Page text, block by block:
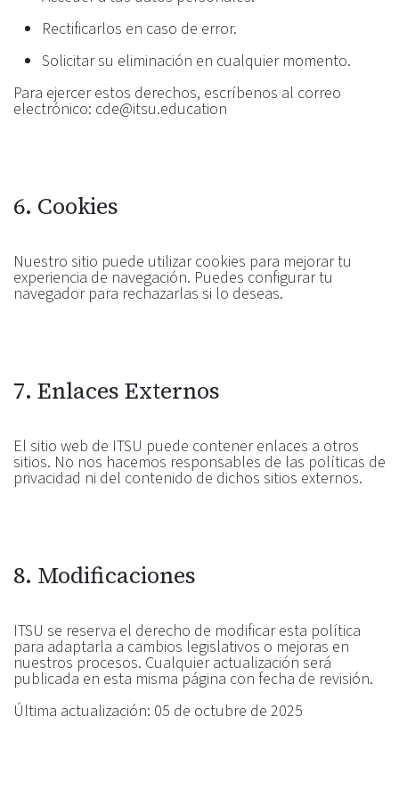
Rectificarlos en caso de error.
Solicitar su eliminación en cualquier momento.
Para ejercer estos derechos, escríbenos al correo
electrónico: cde@itsu.education
6. Cookies
Nuestro sitio puede utilizar cookies para mejorar tu
experiencia de navegación. Puedes configurar tu
navegador para rechazarlas si lo deseas.
7. Enlaces Externos
El sitio web de ITSU puede contener enlaces a otros
sitios. No nos hacemos responsables de las políticas de
privacidad ni del contenido de dichos sitios externos.
8. Modificaciones
ITSU se reserva el derecho de modificar esta política
para adaptarla a cambios legislativos o mejoras en
nuestros procesos. Cualquier actualización será
publicada en esta misma página con fecha de revisión.
Última actualización: 05 de octubre de 2025